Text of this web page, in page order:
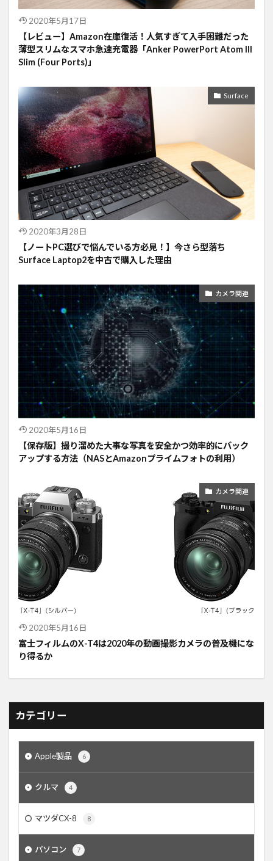
2020年5月17日
【レビュー】Amazon在庫復活！人気すぎて入手困難だった
薄型スリムなスマホ急速充電器「Anker PowerPort Atom III
Slim (Four Ports)」
Surface
2020年3月28日
【ノートPC選びで悩んでいる方必見！】今さら型落ち
Surface Laptop2を中古で購入した理由
カメラ関連
2020年5月16日
【保存版】撮り溜めた大事な写真を安全かつ効率的にバック
アップする方法（NASとAmazonプライムフォトの利用）
カメラ関連
2020年5月16日
富士フィルムのX-T4は2020年の動画撮影カメラの普及機にな
り得るか
カテゴリー
Apple製品 6
クルマ 4
マツダCX-8 8
パソコン 7